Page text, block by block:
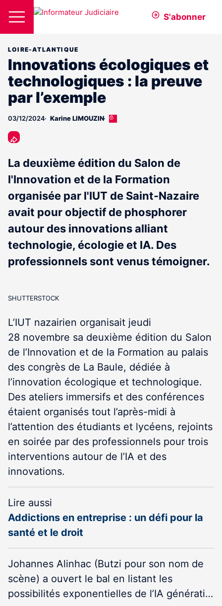
S'abonner
LOIRE-ATLANTIQUE
Innovations écologiques et
technologiques : la preuve
par l’exemple
03/12/2024 Karine LIMOUZIN
Cet
abonnés
La deuxième édition du Salon de
l'Innovation et de la Formation
organisée par l'IUT de Saint-Nazaire
avait pour objectif de phosphorer
autour des innovations alliant
technologie, écologie et IA. Des
professionnels sont venus témoigner.
SHUTTERSTOCK
L’IUT nazairien organisait jeudi
28 novembre sa deuxième édition du Salon
de l’Innovation et de la Formation au palais
des congrès de La Baule, dédiée à
l’innovation écologique et technologique.
Des ateliers immersifs et des conférences
étaient organisés tout l’après-midi à
l’attention des étudiants et lycéens, rejoints
en soirée par des professionnels pour trois
interventions autour de l’IA et des
innovations.
Lire aussi
Addictions en entreprise : un défi pour la
santé et le droit
Johannes Alinhac (Butzi pour son nom de
scène) a ouvert le bal en listant les
possibilités exponentielles de l’IA générati…